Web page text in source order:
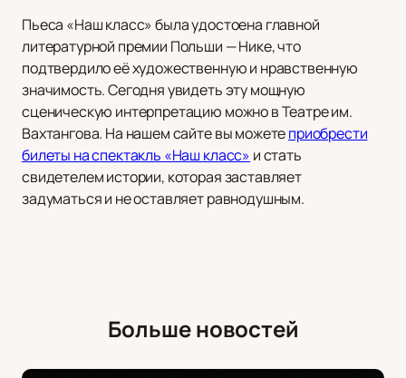
Пьеса «Наш класс» была удостоена главной
литературной премии Польши — Нике, что
подтвердило её художественную и нравственную
значимость. Сегодня увидеть эту мощную
сценическую интерпретацию можно в Театре им.
Вахтангова. На нашем сайте вы можетеприобрести
билеты на спектакль «Наш класс» и стать
свидетелем истории, которая заставляет
задуматься и не оставляет равнодушным.
Больше новостей